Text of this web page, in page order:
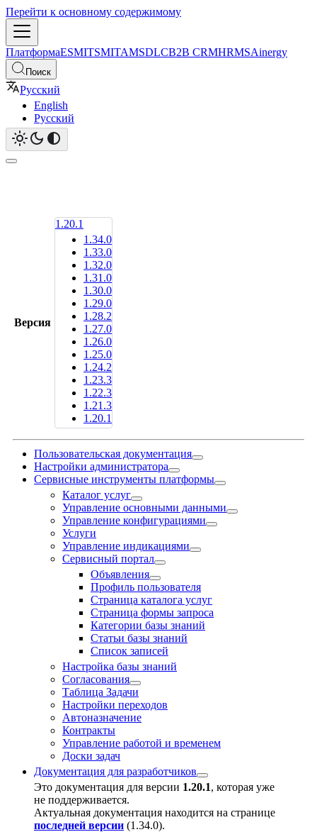
Перейти к основному содержимому
ПлатформаESMITSMITAMSDLCB2B CRMHRMSAinergy
Поиск
Русский
English
Русский
Версия
1.20.1
1.34.0
1.33.0
1.32.0
1.31.0
1.30.0
1.29.0
1.28.2
1.27.0
1.26.0
1.25.0
1.24.2
1.23.3
1.22.3
1.21.3
1.20.1
Пользовательская документация
Настройки администратора
Сервисные инструменты платформы
Каталог услуг
Управление основными данными
Управление конфигурациями
Услуги
Управление индикациями
Сервисный портал
Объявления
Профиль пользователя
Страница каталога услуг
Страница формы запроса
Категории базы знаний
Статьи базы знаний
Список записей
Настройка базы знаний
Согласования
Таблица Задачи
Настройки переходов
Автоназначение
Контракты
Управление работой и временем
Доски задач
Документация для разработчиков
Это документация для версии 1.20.1, которая уже
не поддерживается.
Актуальная документация находится на странице
последней версии (1.34.0).